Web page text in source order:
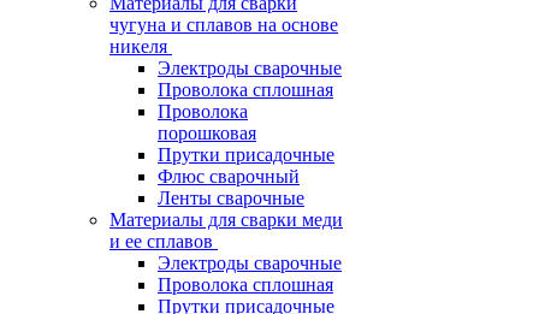
чугуна и сплавов на основе
никеля
Электроды сварочные
Проволока сплошная
Проволока
порошковая
Прутки присадочные
Флюс сварочный
Ленты сварочные
Материалы для сварки меди
и ее сплавов
Электроды сварочные
Проволока сплошная
Прутки присадочные